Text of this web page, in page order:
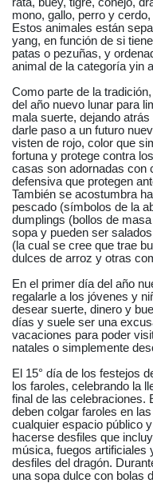
mono, gallo, perro y
Estos animales están
yang, en función de si
patas o pezuñas, y
animal de la categoría yin
Como parte de la
del año nuevo lunar para
mala suerte, dejando
darle paso a un futuro
visten de rojo, color que
fortuna y protege contra
casas son adornadas con
defensiva que protegen
También se acostumbra
pescado (símbolos de la
dumplings (bollos de
sopa y pueden ser
(la cual se cree que trae
dulces de arroz y otras
En el primer día del año
regalarle a los jóvenes y
desear suerte, dinero y
días y suele ser una
vacaciones para poder
natales o simplemente
El 15° día de los festejos
los faroles, celebrando la
final de las celebraciones.
deben colgar faroles en
cualquier espacio público
hacerse desfiles que
música, fuegos artificiales
desfiles del dragón.
una sopa dulce con bolas